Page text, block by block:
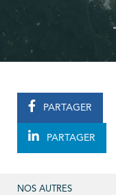
PARTAGER
PARTAGER
NOS AUTRES